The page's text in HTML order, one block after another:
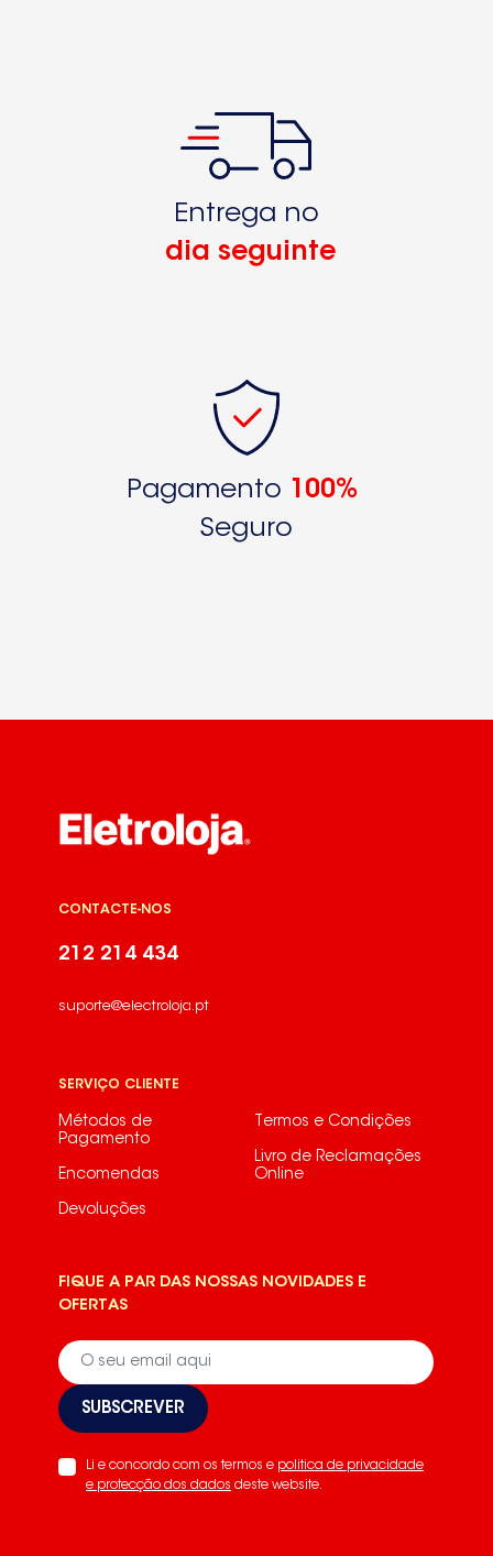
Entrega no
dia seguinte
Pagamento
100%
Seguro
CONTACTE-NOS
212 214 434
suporte@electroloja.pt
SERVIÇO CLIENTE
Métodos de
Pagamento
Encomendas
Devoluções
Termos e Condições
Livro de Reclamações
Online
FIQUE A PAR DAS NOSSAS NOVIDADES E
OFERTAS
SUBSCREVER
Li e concordo com os termos e politica de privacidade
e protecção dos dados deste website.